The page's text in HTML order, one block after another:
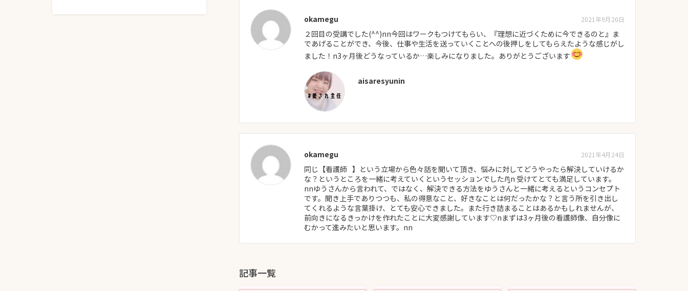
okamegu 2021年9月20日
２回目の受講でした(^^)nn今回はワークもつけてもらい、『理想に近づくために今できるのと』ま
であげることができ、今後、仕事や生活を送っていくことへの後押しをしてもらえたような感じがし
ました！n3ヶ月後どうなっているか…楽しみになりました。ありがとうございます
aisaresyunin
okamegu 2021年4月24日
同じ【看護師⠀】という立場から色々話を聞いて頂き、悩みに対してどうやったら解決していけるか
な？というところを一緒に考えていくというセッションでしたᙏ̤̫n 受けてとても満足しています。
nnゆうさんから言われて、ではなく、解決できる方法をゆうさんと一緒に考えるというコンセプト
です。聞き上手でありつつも、私の得意なこと、好きなことは何だったかな？と言う所を引き出し
てくれるような言葉掛け、とても安心できました。また行き詰まることはあるかもしれませんが、
前向きになるきっかけを作れたことに大変感謝しています♡nまずは3ヶ月後の看護師像、自分像に
むかって進みたいと思います。nn
記事一覧